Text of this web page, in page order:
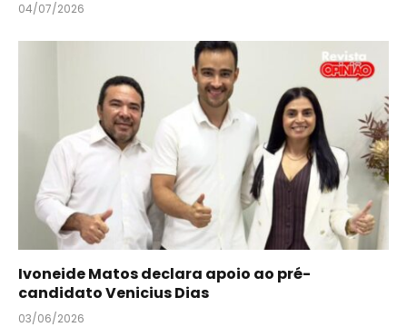
04/07/2026
Ivoneide Matos declara apoio ao pré-
candidato Venicius Dias
03/06/2026